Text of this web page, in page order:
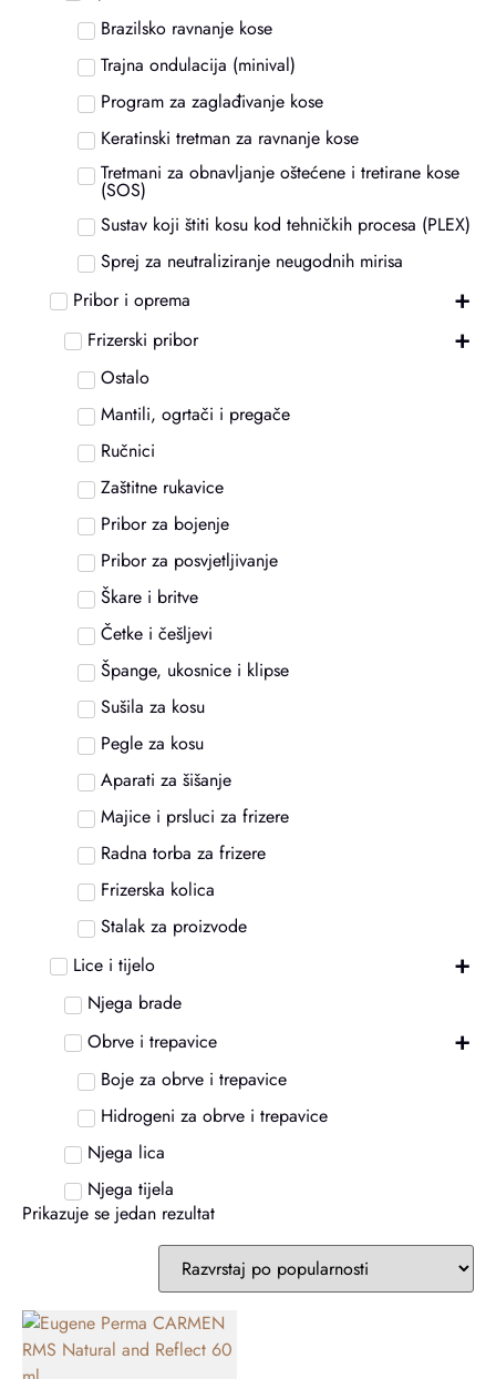
Brazilsko ravnanje kose
Trajna ondulacija (minival)
Program za zaglađivanje kose
Keratinski tretman za ravnanje kose
Tretmani za obnavljanje oštećene i tretirane kose
(SOS)
Sustav koji štiti kosu kod tehničkih procesa (PLEX)
Sprej za neutraliziranje neugodnih mirisa
Pribor i oprema
+
Frizerski pribor +
Ostalo
Mantili, ogrtači i pregače
Ručnici
Zaštitne rukavice
Pribor za bojenje
Pribor za posvjetljivanje
Škare i britve
Četke i češljevi
Špange, ukosnice i klipse
Sušila za kosu
Pegle za kosu
Aparati za šišanje
Majice i prsluci za frizere
Radna torba za frizere
Frizerska kolica
Stalak za proizvode
Lice i tijelo
+
Njega brade
Obrve i trepavice
+
Boje za obrve i trepavice
Hidrogeni za obrve i trepavice
Njega lica
Njega tijela
Prikazuje se jedan rezultat